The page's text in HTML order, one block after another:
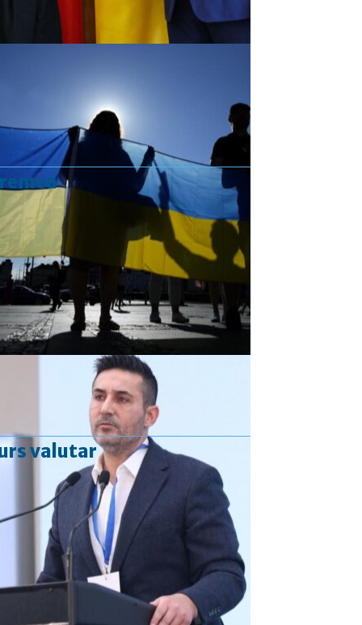
valutar
Curs valutar: 06 Aug 2026
EUR
: 5,2513 RON
+0,0024 ▲
USD: 4,5507 RON
+0,0027 ▲
CHF
: 5,6221 RON
+0,0011 ▲
GBP: 6,1236 RON
-0,0008 ▼
Convertor valutar